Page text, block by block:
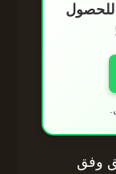
للحصول
وفق